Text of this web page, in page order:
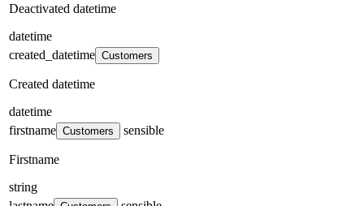
Deactivated datetime
datetime
created_datetime Customers
Created datetime
datetime
firstname Customers sensible
Firstname
string